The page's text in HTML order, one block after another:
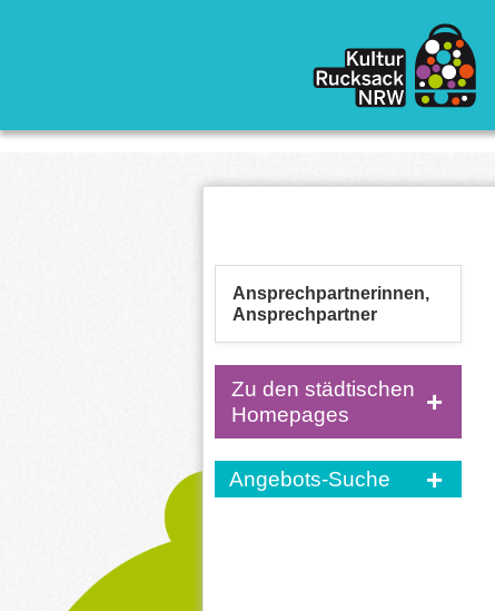
Ansprechpartnerinnen,
Ansprechpartner
Zu den städtischen
Homepages
Angebots-Suche